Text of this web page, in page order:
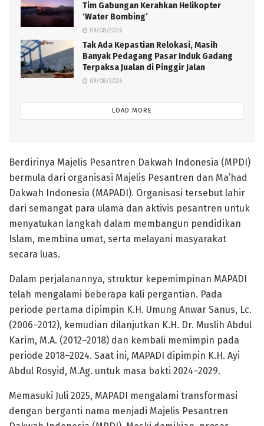
Tim Gabungan Kerahkan Helikopter
‘Water Bombing’
09/08/2026
Tak Ada Kepastian Relokasi, Masih
Banyak Pedagang Pasar Induk Gadang
Terpaksa Jualan di Pinggir Jalan
09/08/2026
LOAD MORE
Berdirinya Majelis Pesantren Dakwah Indonesia (MPDI)
bermula dari organisasi Majelis Pesantren dan Ma’had
Dakwah Indonesia (MAPADI). Organisasi tersebut lahir
dari semangat para ulama dan aktivis pesantren untuk
menyatukan langkah dalam membangun pendidikan
Islam, membina umat, serta melayani masyarakat
secara luas.
Dalam perjalanannya, struktur kepemimpinan MAPADI
telah mengalami beberapa kali pergantian. Pada
periode pertama dipimpin K.H. Umung Anwar Sanus, Lc.
(2006–2012), kemudian dilanjutkan K.H. Dr. Muslih Abdul
Karim, M.A. (2012–2018) dan kembali memimpin pada
periode 2018–2024. Saat ini, MAPADI dipimpin K.H. Ayi
Abdul Rosyid, M.Ag. untuk masa bakti 2024–2029.
Memasuki Juli 2025, MAPADI mengalami transformasi
dengan berganti nama menjadi Majelis Pesantren